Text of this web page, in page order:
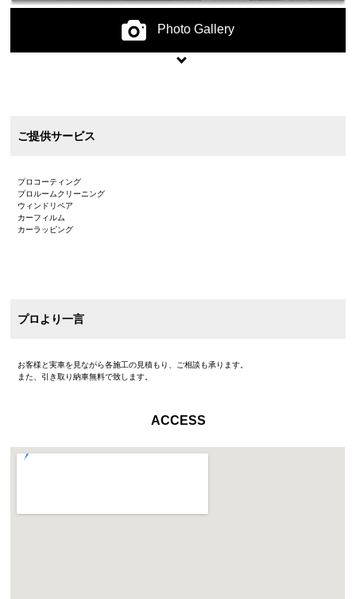
Photo Gallery
ご提供サービス
プロコーティング
プロルームクリーニング
ウィンドリペア
カーフィルム
カーラッピング
プロより一言
お客様と実車を見ながら各施工の見積もり、ご相談も承ります。
また、引き取り納車無料で致します。
ACCESS